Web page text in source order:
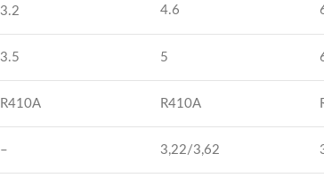
3.2 4.6
3.5 5
R410A R410A
– 3,22/3,62